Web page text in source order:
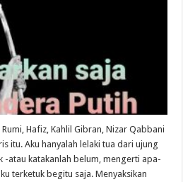
Hafiz, Kahlil Gibran, Nizar Qabbani
itu. Aku hanyalah lelaki tua dari ujung
-atau katakanlah belum, mengerti apa-
terketuk begitu saja. Menyaksikan